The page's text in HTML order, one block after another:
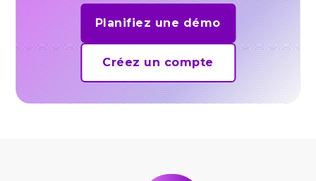
Planifiez une démo
Créez un compte